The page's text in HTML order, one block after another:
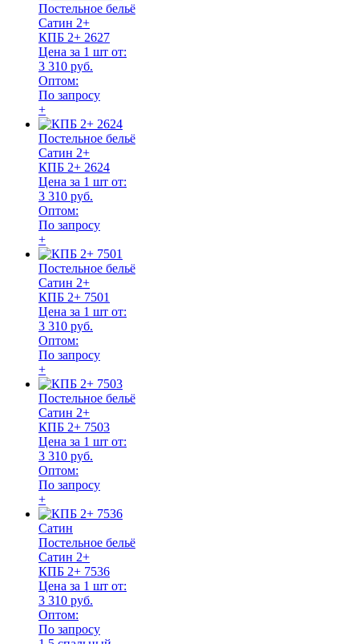
Постельное бельё
Сатин 2+
КПБ 2+ 2627
Цена за 1 шт от:
3 310 руб.
Оптом:
По запросу
+
Постельное бельё
Сатин 2+
КПБ 2+ 2624
Цена за 1 шт от:
3 310 руб.
Оптом:
По запросу
+
Постельное бельё
Сатин 2+
КПБ 2+ 7501
Цена за 1 шт от:
3 310 руб.
Оптом:
По запросу
+
Постельное бельё
Сатин 2+
КПБ 2+ 7503
Цена за 1 шт от:
3 310 руб.
Оптом:
По запросу
+
Сатин
Постельное бельё
Сатин 2+
КПБ 2+ 7536
Цена за 1 шт от:
3 310 руб.
Оптом:
По запросу